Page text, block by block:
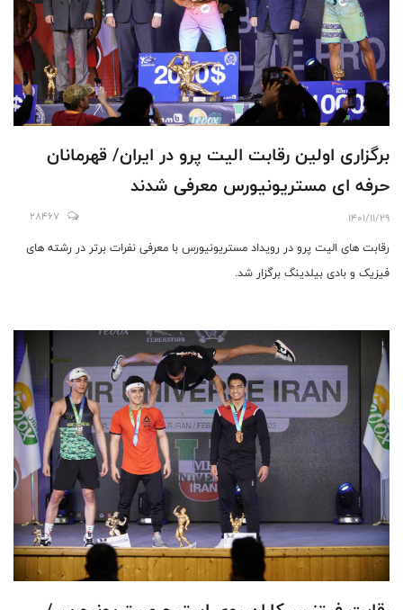
برگزارى اولين رقابت اليت پرو در ايران/ قهرمانان
حرفه اى مستريونيورس معرفى شدند
1401/11/29
28467
رقابت های الیت پرو در رويداد مستريونيورس با معرفی نفرات برتر در رشته های
فیزیک و بادی بیلدینگ برگزار شد.